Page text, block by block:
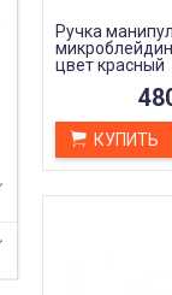
Ручка
цвет красный
КУПИТЬ